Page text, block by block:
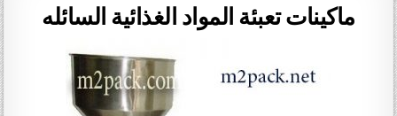
ماكينات تعبئة المواد الغذائية السائله